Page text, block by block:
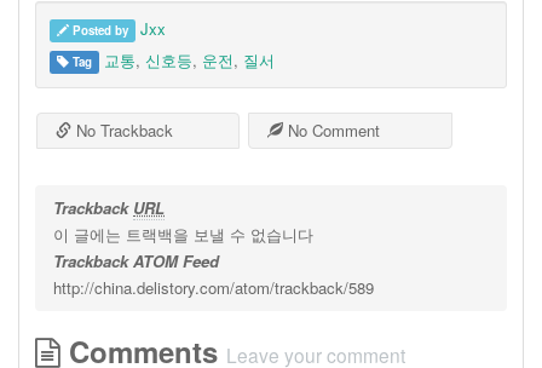
Posted by Jxx
Tag 교통, 신호등, 운전, 질서
No Trackback No Comment
Trackback URL
이 글에는 트랙백을 보낼 수 없습니다
Trackback ATOM Feed
http://china.delistory.com/atom/trackback/589
Comments Leave your comment